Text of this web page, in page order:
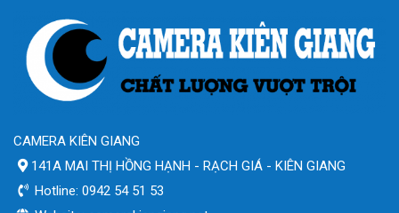
CAMERA KIÊN GIANG
141A MAI THỊ HỒNG HẠNH - RẠCH GIÁ - KIÊN GIANG
Hotline: 0942 54 51 53